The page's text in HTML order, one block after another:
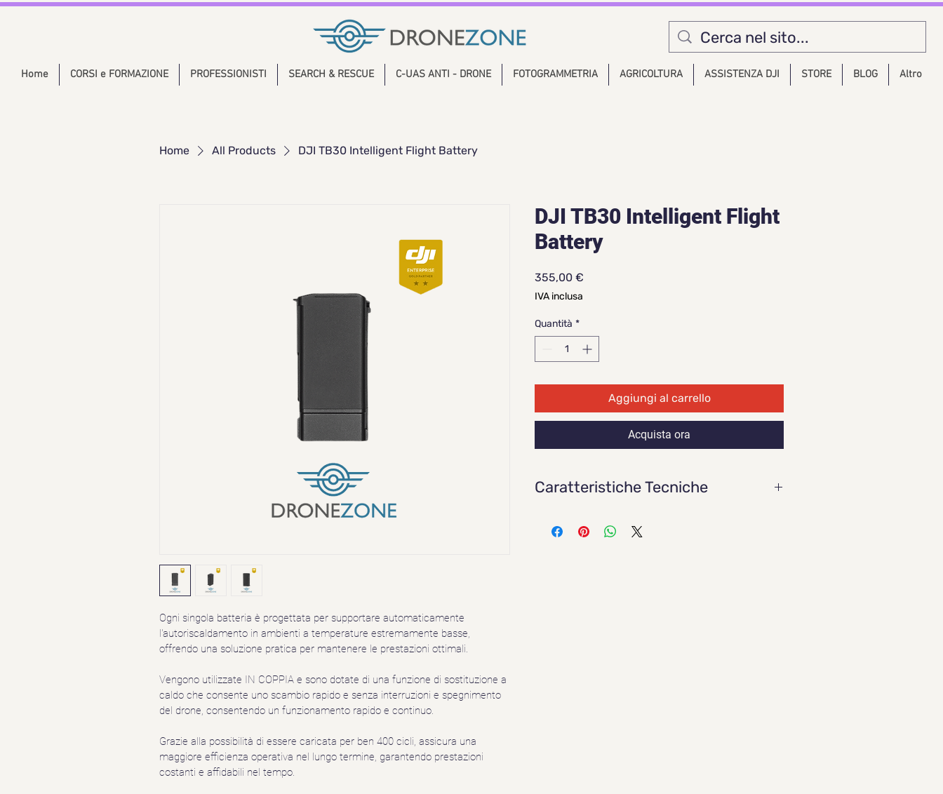
Home CORSI e FORMAZIONE PROFESSIONISTI SEARCH & RESCUE C-UAS ANTI - DRONE FOTOGRAMMETRIA AGRICOLTURA ASSISTENZA DJI STORE BLOG Altro
Home All Products DJI TB30 Intelligent Flight Battery
Ogni singola batteria è progettata per supportare automaticamente
l'autoriscaldamento in ambienti a temperature estremamente basse,
offrendo una soluzione pratica per mantenere le prestazioni ottimali.
Vengono utilizzate IN COPPIA e sono dotate di una funzione di sostituzione a
caldo che consente uno scambio rapido e senza interruzioni e spegnimento
del drone, consentendo un funzionamento rapido e continuo.
Grazie alla possibilità di essere caricata per ben 400 cicli, assicura una
maggiore efficienza operativa nel lungo termine, garantendo prestazioni
costanti e affidabili nel tempo.
DJI TB30 Intelligent Flight
Battery
355,00 €
IVA inclusa
Quantità *
Aggiungi al carrello
Acquista ora
Caratteristiche Tecniche
Tensione: 26.1 V